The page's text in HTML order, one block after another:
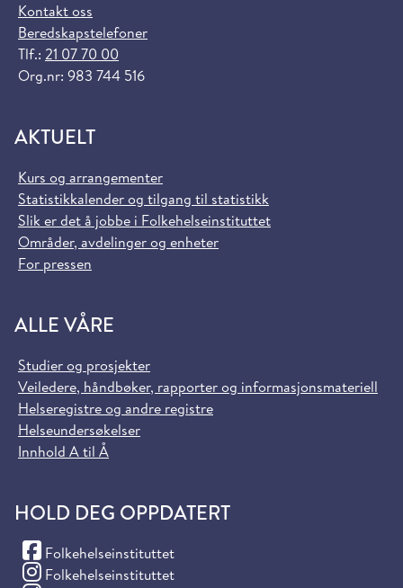
Kontakt oss
Beredskapstelefoner
Tlf.: 21 07 70 00
Org.nr: 983 744 516
AKTUELT
Kurs og arrangementer
Statistikkalender og tilgang til statistikk
Slik er det å jobbe i Folkehelseinstituttet
Områder, avdelinger og enheter
For pressen
ALLE VÅRE
Studier og prosjekter
Veiledere, håndbøker, rapporter og informasjonsmateriell
Helseregistre og andre registre
Helseundersøkelser
Innhold A til Å
HOLD DEG OPPDATERT
Folkehelseinstituttet
(Facebook)
Folkehelseinstituttet
(Instagram)